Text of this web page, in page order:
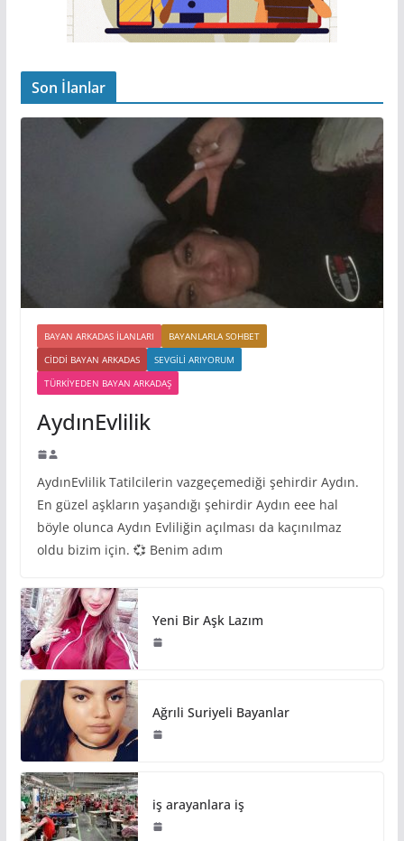
Son İlanlar
BAYAN ARKADAS ILANLARI
BAYANLARLA SOHBET
CIDDI BAYAN ARKADAS
SEVGILI ARIYORUM
TÜRKIYEDEN BAYAN ARKADAŞ
AydınEvlilik
AydınEvlilik Tatilcilerin vazgeçemediği şehirdir Aydın.
En güzel aşkların yaşandığı şehirdir Aydın eee hal
böyle olunca Aydın Evliliğin açılması da kaçınılmaz
oldu bizim için. 💞 Benim adım
Yeni Bir Aşk Lazım
Ağrıli Suriyeli Bayanlar
iş arayanlara iş